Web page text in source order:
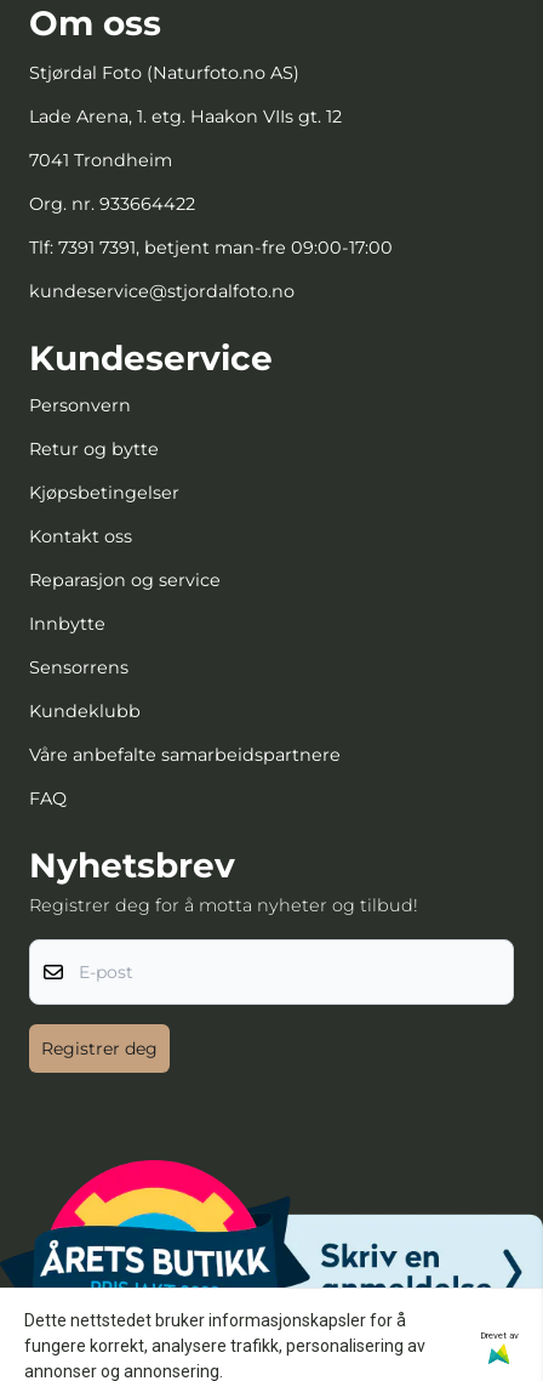
Om oss
Stjørdal Foto (Naturfoto.no AS)
Lade Arena, 1. etg. Haakon VIIs gt. 12
7041 Trondheim
Org. nr. 933664422
Tlf: 7391 7391, betjent man-fre 09:00-17:00
kundeservice@stjordalfoto.no
Kundeservice
Personvern
Retur og bytte
Kjøpsbetingelser
Kontakt oss
Reparasjon og service
Innbytte
Sensorrens
Kundeklubb
Våre anbefalte samarbeidspartnere
FAQ
Nyhetsbrev
Registrer deg for å motta nyheter og tilbud!
E-post
Registrer deg
Dette nettstedet bruker informasjonskapsler for å
fungere korrekt, analysere trafikk, personalisering av
annonser og annonsering.
Drevet av